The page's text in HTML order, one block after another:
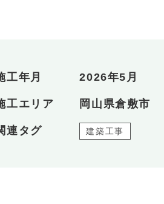
工年月 2026年5月
工エリア 岡山県倉敷市
連タグ 建築工事